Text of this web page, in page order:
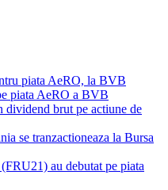
piata AeRO, la BVB
piata AeRO a BVB
dividend brut pe actiune de
se tranzactioneaza la Bursa
au debutat pe piata